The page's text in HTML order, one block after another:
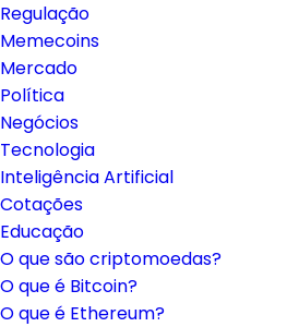
Regulação
Memecoins
Mercado
Política
Negócios
Tecnologia
Inteligência Artificial
Cotações
Educação
O que são criptomoedas?
O que é Bitcoin?
O que é Ethereum?